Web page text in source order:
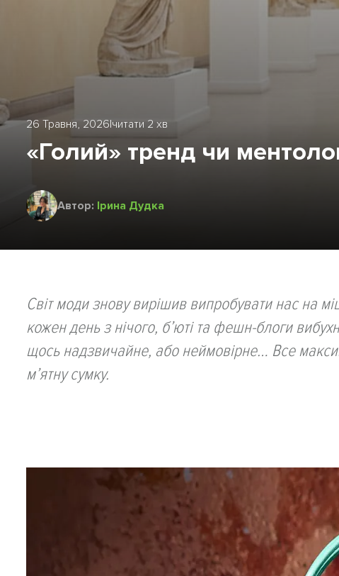
26 Травня, 2026|читати 2 хв
«Голий» тренд чи
Автор: Ірина Дудка
Світ моди знову вирішив випробувати нас на
кожен день з нічого, б’юті та фешн-блоги
щось надзвичайне, або неймовірне… Все
мʼятну сумку.